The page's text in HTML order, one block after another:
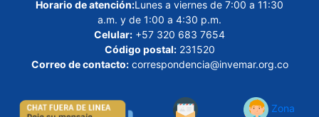
Horario de atención:Lunes a viernes de 7:00 a 11:30
a.m. y de 1:00 a 4:30 p.m.
Celular: +57 320 683 7654
Código postal:231520
Correo de contacto:correspondencia@invemar.org.co
Zona